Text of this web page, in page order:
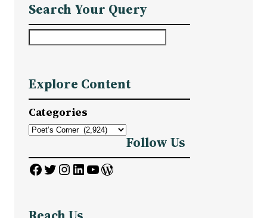
Search Your Query
r
c
h
Explore Content
Categories
Follow Us
Facebook Twitter InstagramLinkedIn YouTube WordPress